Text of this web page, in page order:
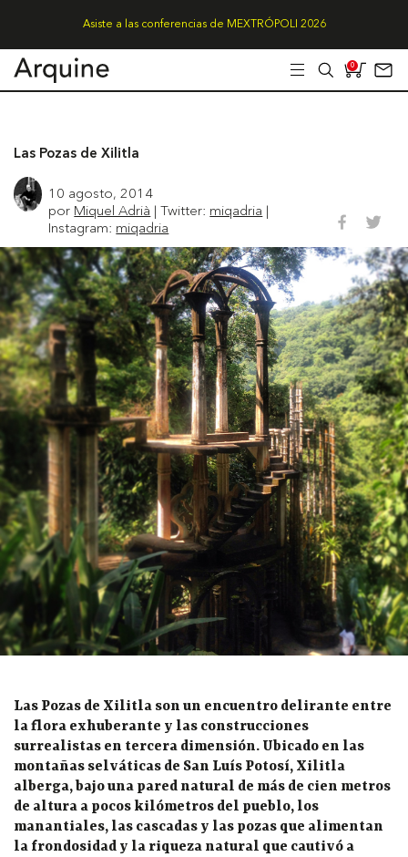
Asiste a las conferencias de MEXTRÓPOLI 2026
0
Las Pozas de Xilitla
10 agosto, 2014
por Miquel Adrià | Twitter: miqadria |
Instagram: miqadria
Las Pozas de Xilitla son un encuentro delirante entre
la flora exhuberante y las construcciones
surrealistas en tercera dimensión. Ubicado en las
montañas selváticas de San Luís Potosí, Xilitla
alberga, bajo una pared natural de más de cien metros
de altura a pocos kilómetros del pueblo, los
manantiales, las cascadas y las pozas que alimentan
la frondosidad y la riqueza natural que cautivó a